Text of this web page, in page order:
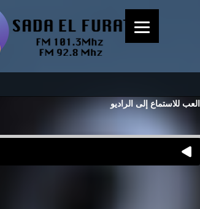
العب للاستماع إلى الراديو